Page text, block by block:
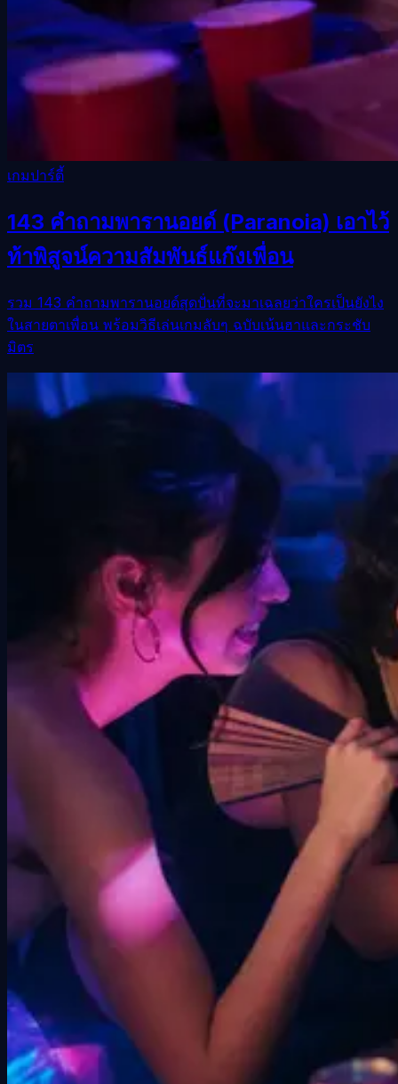
เกมปาร์ตี้
143 คำถามพารานอยด์ (Paranoia) เอาไว้
ท้าพิสูจน์ความสัมพันธ์แก๊งเพื่อน
รวม 143 คำถามพารานอยด์สุดปั่นที่จะมาเฉลยว่าใครเป็นยังไง
ในสายตาเพื่อน พร้อมวิธีเล่นเกมลับๆ ฉบับเน้นฮาและกระชับ
มิตร